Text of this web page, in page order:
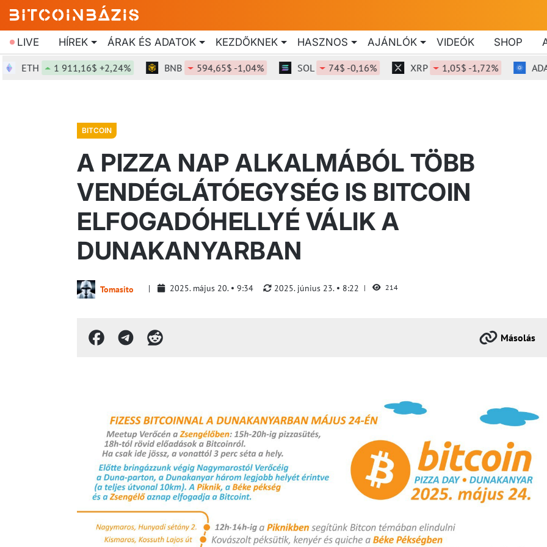
LIVE HÍREK ÁRAK ÉS ADATOK KEZDŐKNEK HASZNOS AJÁNLÓK VIDEÓK SHOP
1 911,16$ +2,24% BNB 594,65$ -1,04% SOL 74$ -0,16% XRP 1,05$ -1,72% ADA
BITCOIN
A PIZZA NAP ALKALMÁBÓL TÖBB
VENDÉGLÁTÓEGYSÉG IS BITCOIN
ELFOGADÓHELLYÉ VÁLIK A
DUNAKANYARBAN
Tomasito 2025. május 20. 9:34 2025. június 23. 8:22 214
Másolás